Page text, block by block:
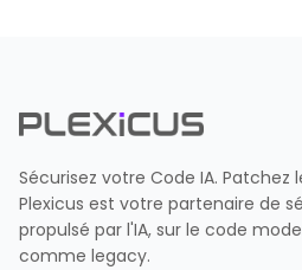
Sécurisez votre Code IA. Patchez
Plexicus est votre partenaire de
propulsé par l'IA, sur le code
comme legacy.